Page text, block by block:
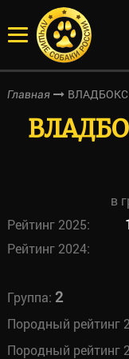
Главная
в
Рейтинг 2025:
Рейтинг 2024:
Группа: 2
Породный рейтинг
Породный рейтинг